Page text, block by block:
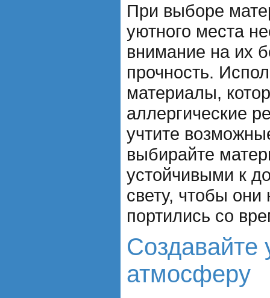
При выборе
уютного места
внимание на их
прочность.
материалы,
аллергические
учтите
выбирайте
устойчивыми к
свету, чтобы
портились со
Создавайте
атмосферу